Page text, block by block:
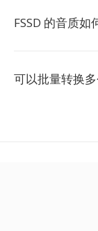
FSSD 的音质如
可以批量转换